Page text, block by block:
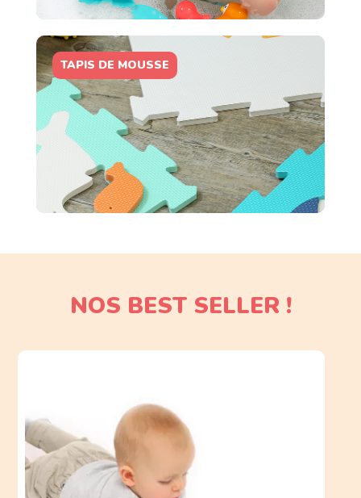
TAPIS DE MOUSSE
NOS BEST SELLER !